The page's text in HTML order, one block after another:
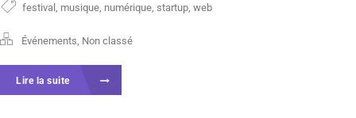
festival musique numérique startup web
Événements Non classé
Lire la suite